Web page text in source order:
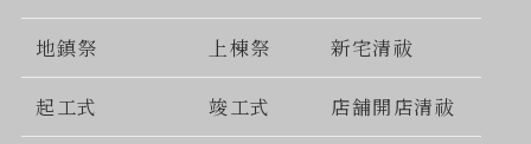
地鎮祭 上棟祭 新宅清祓
起工式 竣工式 店舗開店清祓